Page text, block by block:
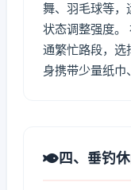
舞、羽毛球等，
状态调整强度。
通繁忙路段，选
身携带少量纸巾
四、垂钓